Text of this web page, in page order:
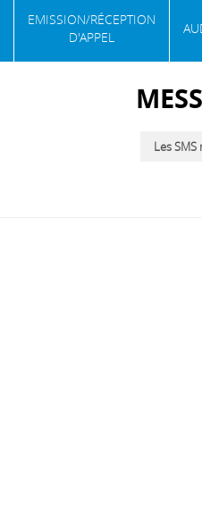
EMISSION/RÉCEPTION
D'APPEL
Les